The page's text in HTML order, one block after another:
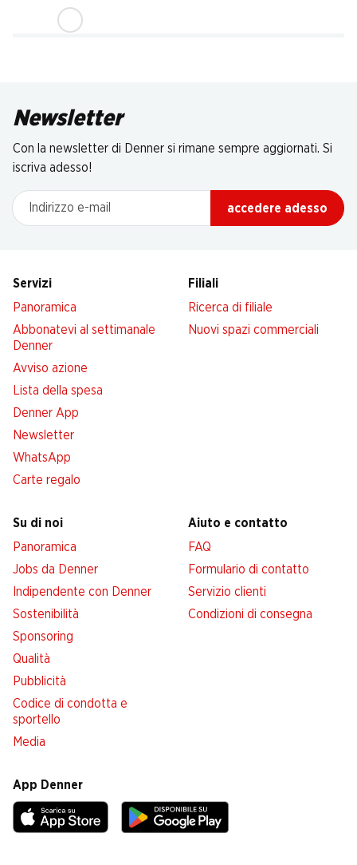
Newsletter
Con la newsletter di Denner si rimane sempre aggiornati. Si
iscriva adesso!
Indirizzo e-mail
accedere adesso
Servizi
Panoramica
Abbonatevi al settimanale
Denner
Avviso azione
Lista della spesa
Denner App
Newsletter
WhatsApp
Carte regalo
Filiali
Ricerca di filiale
Nuovi spazi commerciali
Su di noi
Panoramica
Jobs da Denner
Indipendente con Denner
Sostenibilità
Sponsoring
Qualità
Pubblicità
Codice di condotta e
sportello
Media
Aiuto e contatto
FAQ
Formulario di contatto
Servizio clienti
Condizioni di consegna
App Denner